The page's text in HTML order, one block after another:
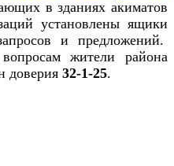
в зданиях акиматов
установлены ящики
и предложений.
жители района
доверия 32-1-25.